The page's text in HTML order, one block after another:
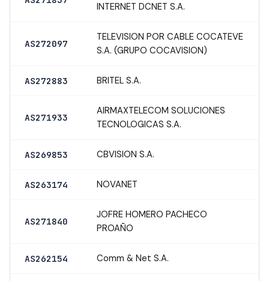
INTERNET DCNET S.A.
AS272097
TELEVISION POR CABLE COCATEVE
S.A. (GRUPO COCAVISION)
AS272883 BRITEL S.A.
AS271933
AIRMAXTELECOM SOLUCIONES
TECNOLOGICAS S.A.
AS269853 CBVISION S.A.
AS263174 NOVANET
AS271840
JOFRE HOMERO PACHECO
PROAÑO
AS262154 Comm & Net S.A.